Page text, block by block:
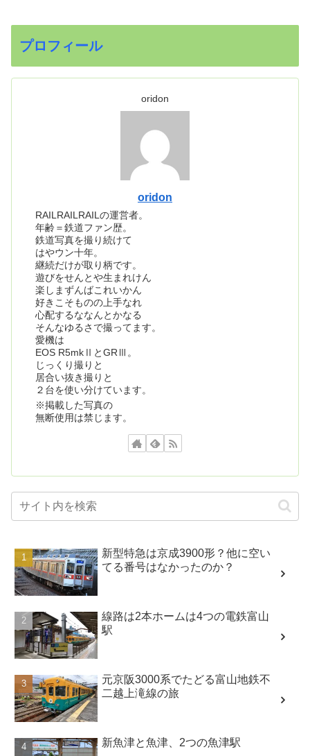
プロフィール
oridon
oridon
RAILRAILRAILの運営者。
年齢＝鉄道ファン歴。
鉄道写真を撮り続けて
はやウン十年。
継続だけが取り柄です。
遊びをせんとや生まれけん
楽しまずんばこれいかん
好きこそものの上手なれ
心配するななんとかなる
そんなゆるさで撮ってます。
愛機は
EOS R5mkⅡとGRⅢ。
じっくり撮りと
居合い抜き撮りと
２台を使い分けています。
※掲載した写真の
無断使用は禁じます。
新型特急は京成3900形？他に空い
てる番号はなかったのか？
線路は2本ホームは4つの電鉄富山
駅
元京阪3000系でたどる富山地鉄不
二越上滝線の旅
新魚津と魚津、2つの魚津駅